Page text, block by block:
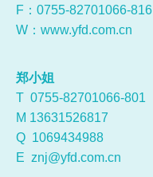
F：0755-82701066-816
W： www.yfd.com.cn
郑小姐
T 0755-82701066-801
M 13631526817
Q 1069434988
E znj@yfd.com.cn